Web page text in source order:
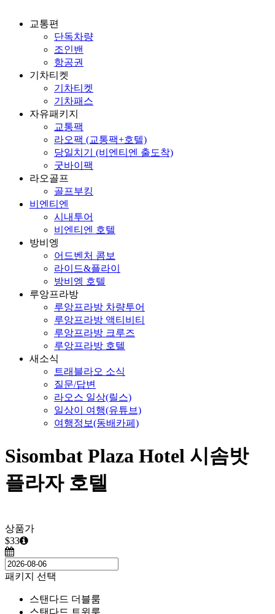
교통편
단독차량
조인밴
항공권
기차티켓
기차티켓
기차패스
자유패키지
교통팩
라오팩 (교통팩+호텔)
당일치기 (비엔티엔 출도착)
굿바이팩
라오골프
골프부킹
비엔티엔
시내투어
비엔티엔 호텔
방비엥
어드벤처 콤보
라이드&플라이
방비엥 호텔
루앙프라방
루앙프라방 차량투어
루앙프라방 액티비티
루앙프라방 크루즈
루앙프라방 호텔
새소식
트래블라오 소식
질문/답변
라오스 일상(릴스)
일상이 여행(유튜브)
여행정보(동배카페)
Sisombat Plaza Hotel 시솜밧
플라자 호텔
상품가
$33
패키지 선택
스탠다드 더블룸
스탠다드 트윈룸